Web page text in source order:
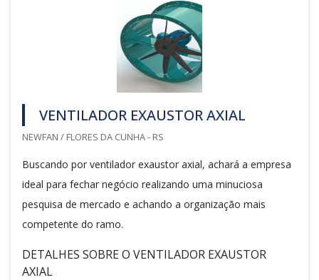
VENTILADOR EXAUSTOR AXIAL
NEWFAN / FLORES DA CUNHA - RS
Buscando por ventilador exaustor axial, achará a empresa
ideal para fechar negócio realizando uma minuciosa
pesquisa de mercado e achando a organização mais
competente do ramo.
DETALHES SOBRE O VENTILADOR EXAUSTOR
AXIAL